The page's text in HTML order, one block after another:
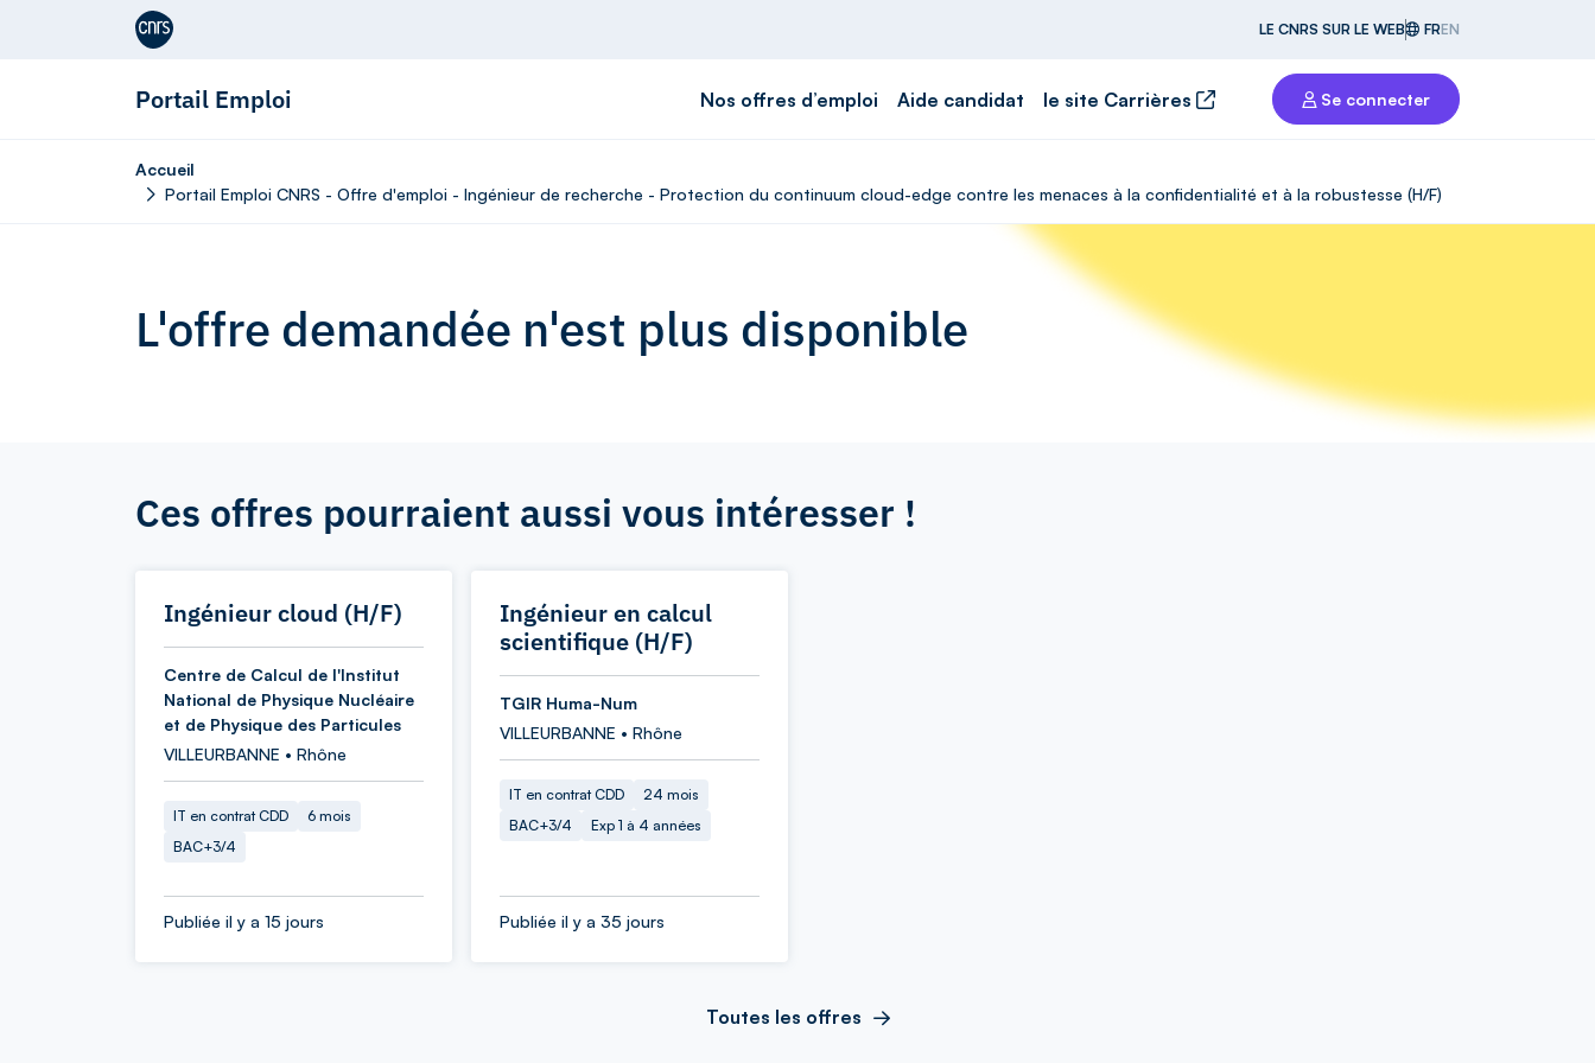
Aller au contenu
LE CNRS SUR LE WEB FREN
Portail Emploi Nos offres d’emploi Aide candidat le site Carrières Se connecter
Accueil
Portail Emploi CNRS - Offre d'emploi - Ingénieur de recherche - Protection du continuum cloud-edge contre les menaces à la confidentialité et à la robustesse (H/F)
L'offre demandée n'est plus disponible
Ces offres pourraient aussi vous intéresser !
Ingénieur cloud (H/F)
Centre de Calcul de l'Institut
National de Physique Nucléaire
et de Physique des Particules
VILLEURBANNE • Rhône
IT en contrat CDD
6 mois
BAC+3/4
Publiée il y a 15 jours
Ingénieur en calcul
scientifique (H/F)
TGIR Huma-Num
VILLEURBANNE • Rhône
IT en contrat CDD
24 mois
BAC+3/4
Exp 1 à 4 années
Publiée il y a 35 jours
Toutes les offres